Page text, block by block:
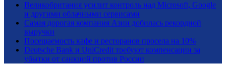
Великобритания усилит контроль над Microsoft, Google
и другими облачными сервисами
Самая дорогая компания Азии добилась рекордной
выручки
Посещаемость кафе и ресторанов просела на 10%
Deutsche Bank и UniCredit требуют компенсации за
убытки от санкций против России